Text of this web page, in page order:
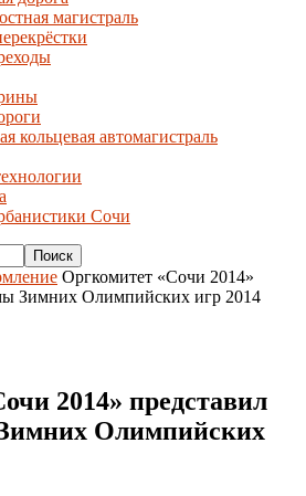
магистраль
кольцевая автомагистраль
Сочи
Оргкомитет «Сочи 2014»
Зимних Олимпийских игр 2014
2014» представил
Олимпийских